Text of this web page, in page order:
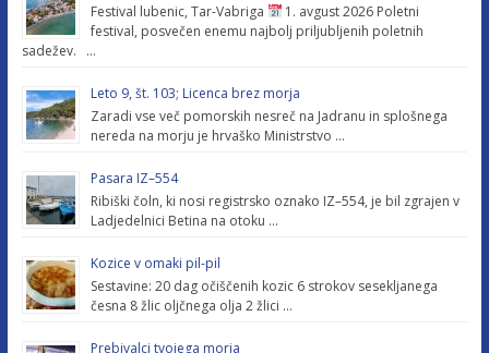
Festival lubenic, Tar-Vabriga
1. avgust 2026 Poletni
festival, posvečen enemu najbolj priljubljenih poletnih
sadežev. …
Leto 9, št. 103; Licenca brez morja
Zaradi vse več pomorskih nesreč na Jadranu in splošnega
nereda na morju je hrvaško Ministrstvo …
Pasara IZ–554
Ribiški čoln, ki nosi registrsko oznako IZ–554, je bil zgrajen v
Ladjedelnici Betina na otoku …
Kozice v omaki pil-pil
Sestavine: 20 dag očiščenih kozic 6 strokov sesekljanega
česna 8 žlic oljčnega olja 2 žlici …
Prebivalci tvojega morja